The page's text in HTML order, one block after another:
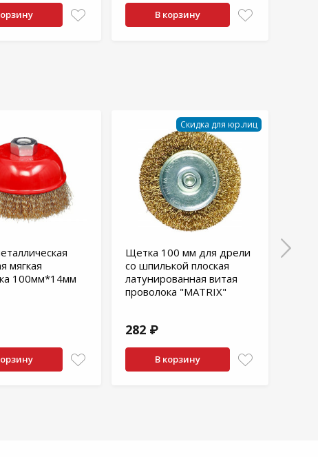
В корзину
мягкая
100мм*14мм
Скидка для юр.лиц
Щетка 100 мм для дрели
со шпилькой плоская
латунированная витая
проволока "МАТRIХ"
282 ₽
В корзину